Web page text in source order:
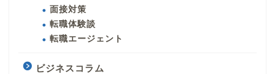
面接対策
転職体験談
転職エージェント
ビジネスコラム